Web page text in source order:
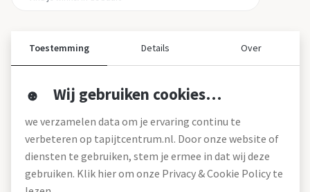
Over tapijtcentrum
Werken bij
Montageservice
Blog
Toestemming Details Over
Wij gebruiken cookies…
we verzamelen data om je ervaring continu te
verbeteren op tapijtcentrum.nl. Door onze website of
diensten te gebruiken, stem je ermee in dat wij deze
gebruiken. Klik hier om onze Privacy & Cookie Policy te